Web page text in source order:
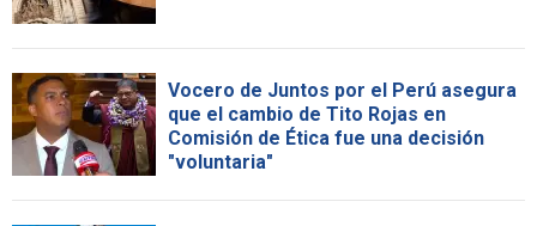
Vocero de Juntos por el Perú asegura
que el cambio de Tito Rojas en
Comisión de Ética fue una decisión
"voluntaria"